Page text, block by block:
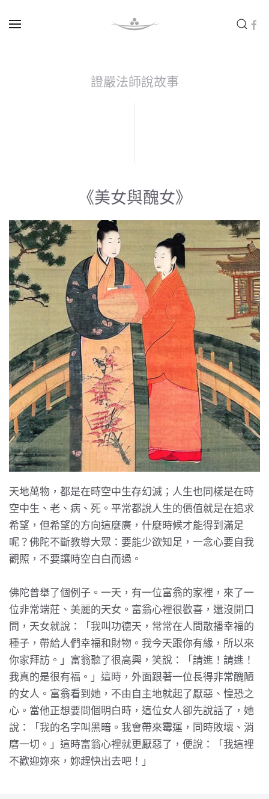
證嚴法師說故事
《美女與醜女》
天地萬物，都是在時空中生存幻滅；人生也同樣是在時
空中生、老、病、死。平常都說人生的價值就是在追求
希望，但希望的方向這麼廣，什麼時候才能得到滿足
呢？佛陀不斷教導大眾：要能少欲知足，一念心要自我
觀照，不要讓時空白白而過。
佛陀曾舉了個例子。一天，有一位富翁的家裡，來了一
位非常端莊、美麗的天女。富翁心裡很歡喜，還沒開口
問，天女就說：「我叫功德天，常常在人間散播幸福的
種子，帶給人們幸福和財物。我今天跟你有緣，所以來
你家拜訪。」富翁聽了很高興，笑說：「請進！請進！
我真的是很有福。」這時，外面跟著一位長得非常醜陋
的女人。富翁看到她，不由自主地就起了厭惡、惶恐之
心。當他正想要問個明白時，這位女人卻先說話了，她
說：「我的名字叫黑暗。我會帶來霉運，同時敗壞、消
磨一切。」這時富翁心裡就更厭惡了，便說：「我這裡
不歡迎妳來，妳趕快出去吧！」